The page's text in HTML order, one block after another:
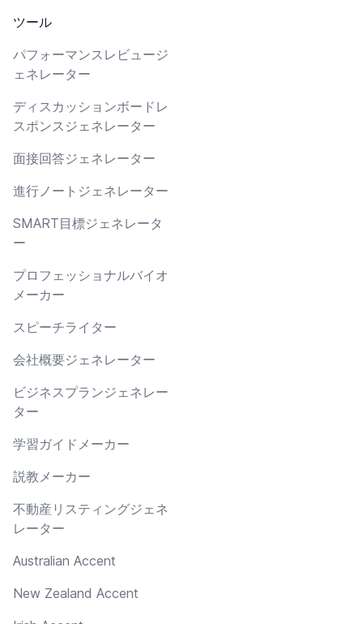
ツール
パフォーマンスレビュージ
ェネレーター
ディスカッションボードレ
スポンスジェネレーター
面接回答ジェネレーター
進行ノートジェネレーター
SMART目標ジェネレータ
ー
プロフェッショナルバイオ
メーカー
スピーチライター
会社概要ジェネレーター
ビジネスプランジェネレー
ター
学習ガイドメーカー
説教メーカー
不動産リスティングジェネ
レーター
Australian Accent
New Zealand Accent